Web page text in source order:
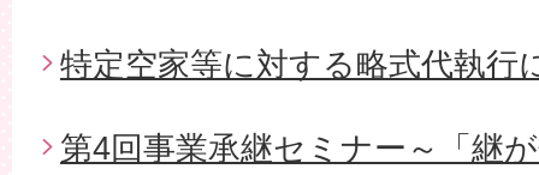
特定空家等に対する略式代執行
第4回事業承継セミナー～「継